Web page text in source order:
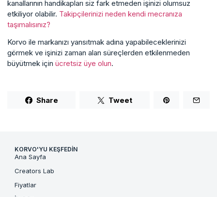
kanallarının handikapları siz fark etmeden işinizi olumsuz
etkiliyor olabilir. Takipçilerinizi neden kendi mecranıza
taşımalısınız?
Korvo ile markanızı yansıtmak adına yapabileceklerinizi
görmek ve işinizi zaman alan süreçlerden etkilenmeden
büyütmek için ücretsiz üye olun.
Share Tweet
KORVO'YU KEŞFEDIN
Ana Sayfa
Creators Lab
Fiyatlar